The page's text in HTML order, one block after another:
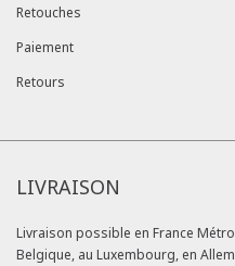
Retouches
Paiement
Retours
LIVRAISON
Livraison possible en France
Belgique, au Luxembourg, en